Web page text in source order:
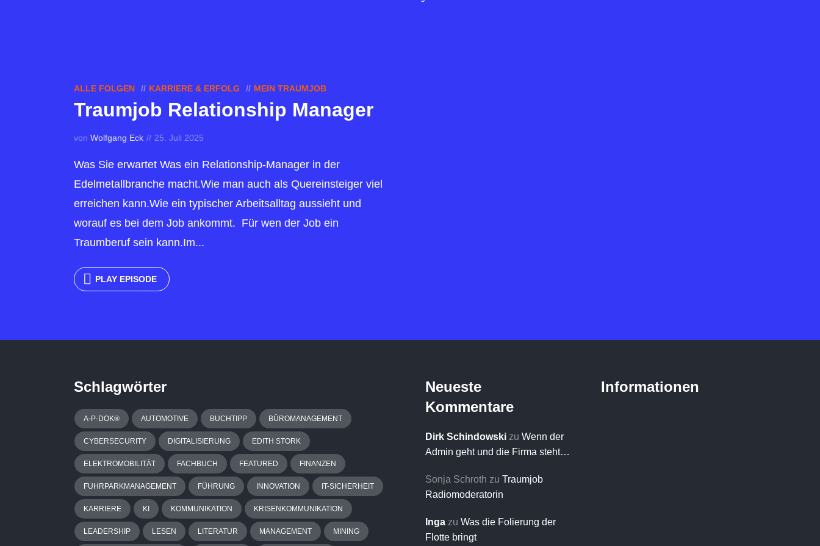
ALLE FOLGEN KARRIERE & ERFOLG MEIN TRAUMJOB
Traumjob Relationship Manager
von Wolfgang Eck 25. Juli 2025
Was Sie erwartet Was ein Relationship-Manager in der
Edelmetallbranche macht.Wie man auch als Quereinsteiger viel
erreichen kann.Wie ein typischer Arbeitsalltag aussieht und
worauf es bei dem Job ankommt. Für wen der Job ein
Traumberuf sein kann.Im...
PLAY EPISODE
Schlagwörter
A-P-DOK® AUTOMOTIVE BUCHTIPP BÜROMANAGEMENT
CYBERSECURITY DIGITALISIERUNG EDITH STORK
ELEKTROMOBILITÄT FACHBUCH FEATURED FINANZEN
FUHRPARKMANAGEMENT FÜHRUNG INNOVATION IT-SICHERHEIT
KARRIERE KI KOMMUNIKATION KRISENKOMMUNIKATION
LEADERSHIP LESEN LITERATUR MANAGEMENT MINING
Neueste
Kommentare
Dirk Schindowski zu Wenn der
Admin geht und die Firma steht…
Sonja Schroth zu Traumjob
Radiomoderatorin
Inga zu Was die Folierung der
Flotte bringt
Informationen